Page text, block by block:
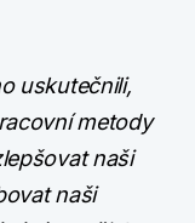
uskutečnili,
metody
naši
naši